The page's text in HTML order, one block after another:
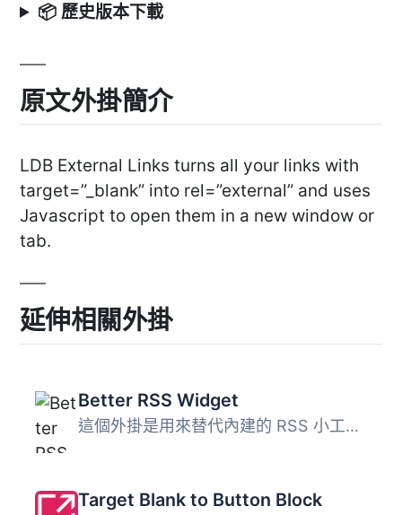
📦 歷史版本下載
原文外掛簡介
LDB External Links turns all your links with
target=”_blank” into rel=”external” and uses
Javascript to open them in a new window or
tab.
延伸相關外掛
Better RSS Widget
這個外掛是用來替代內建的 RSS 小工具，並且增加了連結目標、...
Target Blank to Button Block